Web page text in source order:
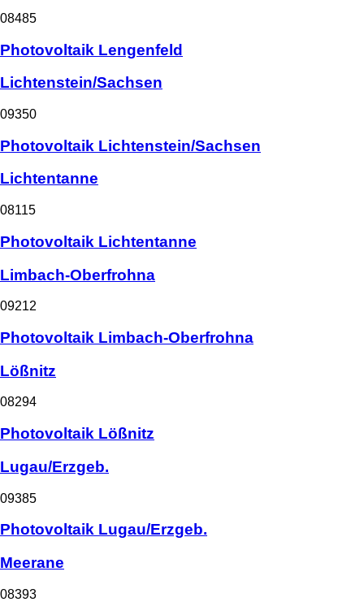
08485
Photovoltaik Lengenfeld
Lichtenstein/Sachsen
09350
Photovoltaik Lichtenstein/Sachsen
Lichtentanne
08115
Photovoltaik Lichtentanne
Limbach-Oberfrohna
09212
Photovoltaik Limbach-Oberfrohna
Lößnitz
08294
Photovoltaik Lößnitz
Lugau/Erzgeb.
09385
Photovoltaik Lugau/Erzgeb.
Meerane
08393